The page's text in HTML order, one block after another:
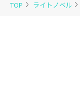
TOP ライトノベル